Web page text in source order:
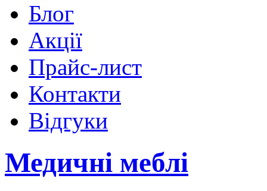
Блог
Акції
Прайс-лист
Контакти
Відгуки
Медичні меблі